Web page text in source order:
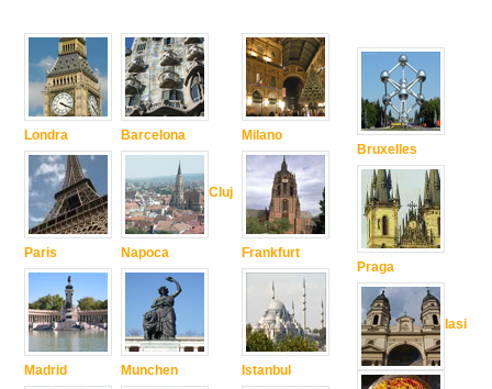
Londra
Paris
Madrid
Barcelona
Cluj
Napoca
Munchen
Milano
Frankfurt
Istanbul
Bruxelles
Praga
Iasi